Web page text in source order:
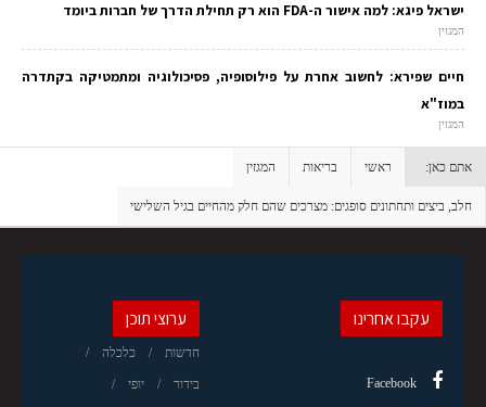
ישראל פיגא: למה אישור ה-FDA הוא רק תחילת הדרך של חברות ביומד
המגזין
חיים שפירא: לחשוב אחרת על פילוסופיה, פסיכולוגיה ומתמטיקה בקתדרה
במוז"א
המגזין
אתם כאן: ראשי בריאות המגזין
חלב, ביצים ותחתונים סופגים: מצרכים שהם חלק מהחיים בגיל השלישי
ערוצי תוכן
חדשות כלכלה
בידור יופי
עקבו אחרינו
Facebook